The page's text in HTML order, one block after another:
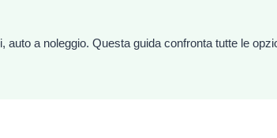
a noleggio. Questa guida confronta tutte le